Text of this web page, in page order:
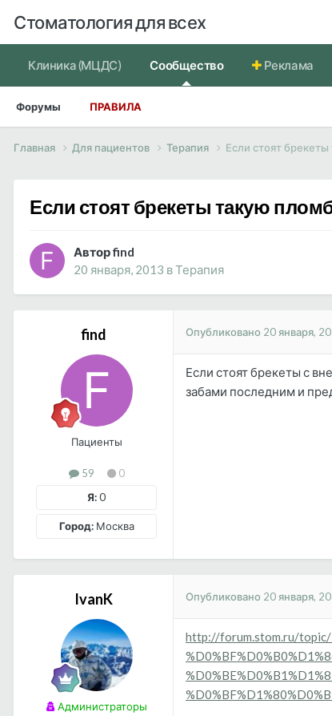
Стоматология для всех
Клиника (МЦДС) Сообщество
Форумы ПРАВИЛА
Реклама
Главная Для пациентов Терапия Если стоят
Если стоят брекеты такую
Автор find
20 января, 2013 вТерапия
find
Пациенты
59
0
Я:0
Город:Москва
Опубликовано 20 января,
Если стоят брекеты с
забами последним и
IvanK
Администраторы
Опубликовано 20 января,
http://forum.stom.ru/topic/